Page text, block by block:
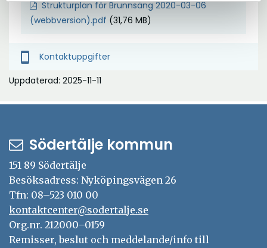
Strukturplan för Brunnsäng 2020-03-06
(webbversion).pdf (31,76 MB)
smartphone Kontaktuppgifter
Uppdaterad: 2025-11-11
Södertälje kommun
151 89 Södertälje
Besöksadress: Nyköpingsvägen 26
Tfn: 08–523 010 00
kontaktcenter@sodertalje.se
Org.nr. 212000–0159
Remisser, beslut och meddelande/info till